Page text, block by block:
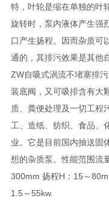
特，叶轮是缩在单独的叶
旋转时，泵内液体产生强
口产生扬程。因而杂质可
通的，其排污效果是其他
ZW自吸式涡流不堵塞排
装底阀，又可吸排含有大
质、粪便处理及一切工程
工、造纸、纺织、食品、
业。它是目前国内抽送固
想的杂质泵。性能范围流
300mm 扬程H：15～
1.5～55kw.